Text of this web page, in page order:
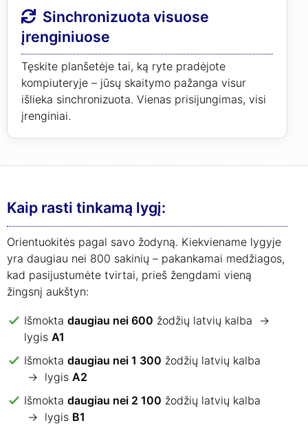
Sinchronizuota visuose
įrenginiuose
Tęskite planšetėje tai, ką ryte pradėjote
kompiuteryje – jūsų skaitymo pažanga visur
išlieka sinchronizuota. Vienas prisijungimas, visi
įrenginiai.
Kaip rasti tinkamą lygį:
Orientuokitės pagal savo žodyną. Kiekviename lygyje
yra daugiau nei 800 sakinių – pakankamai medžiagos,
kad pasijustumėte tvirtai, prieš žengdami vieną
žingsnį aukštyn:
Išmokta daugiau nei 600 žodžių latvių kalba →
lygis A1
Išmokta daugiau nei 1 300 žodžių latvių kalba
→ lygis A2
Išmokta daugiau nei 2 100 žodžių latvių kalba
→ lygis B1